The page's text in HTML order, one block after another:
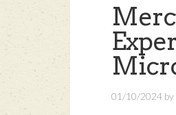
01/10/2024 by